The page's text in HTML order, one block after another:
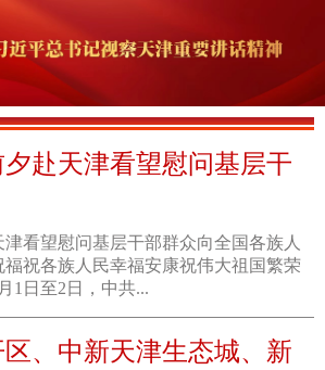
赴天津看望慰问基层干
看望慰问基层干部群众向全国各族人
福祝各族人民幸福安康祝伟大祖国繁荣
1日至2日，中共...
、中新天津生态城、新